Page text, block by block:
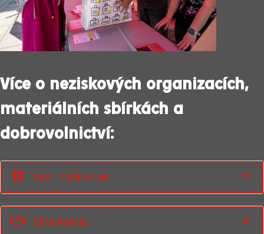
Více o neziskových organizacích,
materiálních sbírkách a
dobrovolnictví:
SKP - CENTRUM
SEMIRAMIS